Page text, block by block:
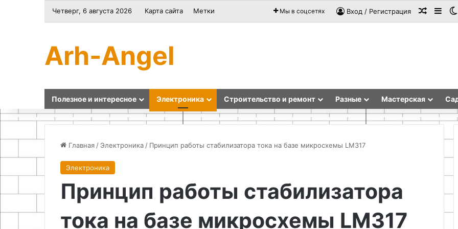
Четверг, 6 августа 2026 Карта сайта Метки Мы в соцсетях Вход / Регистрация
Arh-Angel
Полезное и интересное Электроника Строительство и ремонт Разные Мастерская
Главная / Электроника / Принцип работы стабилизатора тока на базе микросхемы LM317
Электроника
Принцип работы стабилизатора
тока на базе микросхемы LM317
сделать
чистящее
для
папье-
маше
создание